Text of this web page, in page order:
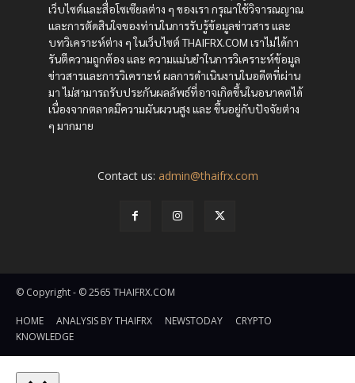
เว็บไซต์และสื่อโซเซียลต่าง ๆ ของเรา กรุณาใช้วิจารณญาณ
และการตัดสินใจของท่านในการรับรู้ข้อมูลข่าวสาร และ
บทวิเคราะห์ต่าง ๆ ในเว็บไซต์ THAIFRX.COM เราไม่ได้กา
รันตีความถูกต้อง และ ความแม่นยำในการวิเคราะห์ข้อมูล
ข่าวสารและการวิเคราะห์ ผลการดำเนินงานในอดีตที่ผ่าน
มา ไม่สามารถรับประกันผลลัพธ์ที่อาจเกิดขึ้นในอนาคตได้
เนื่องจากตลาดมีความผันผวนสูง และ ขึ้นอยู่กับปัจจัยต่าง
ๆ มากมาย
Contact us: admin@thaifrx.com
© Copyright - © 2565 THAIFRX.COM
HOME ANALYSIS BY THAIFRX NEWSTODAY
CRYPTO
KNOWLEDGE